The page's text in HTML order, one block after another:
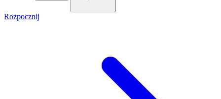
Rozpocznij